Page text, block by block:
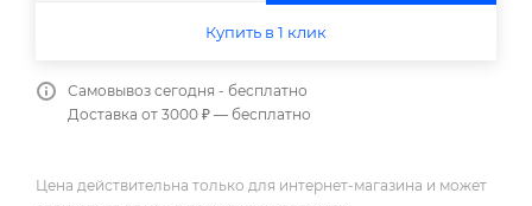
Купить в 1 клик
Самовывоз сегодня - бесплатно
Доставка от 3000 ₽ — бесплатно
Цена действительна только для интернет-магазина и может